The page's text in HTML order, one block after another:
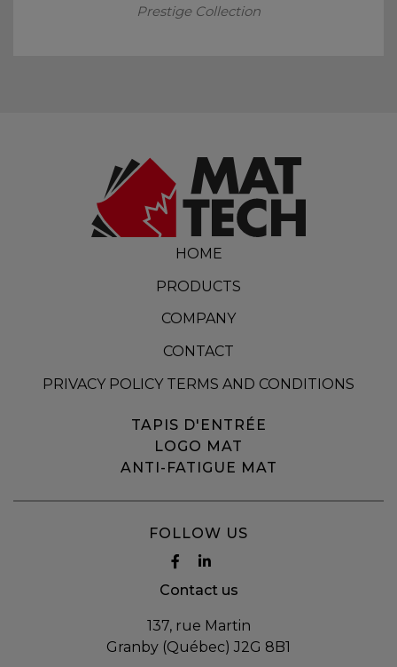
Prestige Collection
HOME
PRODUCTS
COMPANY
CONTACT
PRIVACY POLICY TERMS AND CONDITIONS
TAPIS D'ENTRÉE
LOGO MAT
ANTI-FATIGUE MAT
FOLLOW US
Contact us
137, rue Martin
Granby (Québec) J2G 8B1